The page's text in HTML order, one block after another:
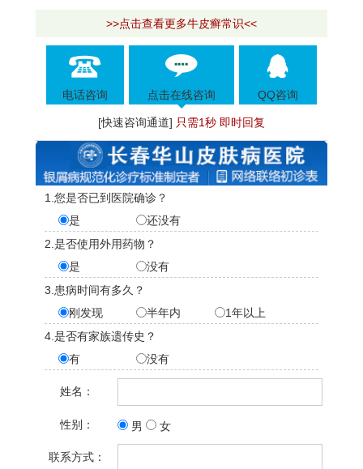
>>点击查看更多牛皮癣常识<<
电话咨询 点击在线咨询 QQ咨询
[快速咨询通道] 只需1秒 即时回复
1.您是否已到医院确诊？
是
还没有
2.是否使用外用药物？
是
没有
3.患病时间有多久？
刚发现
半年内
1年以上
4.是否有家族遗传史？
有
没有
姓名：
性别： 男 女
联系方式：